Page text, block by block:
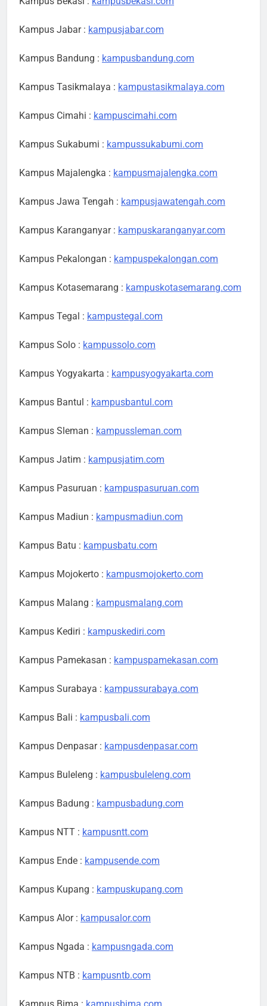
Kampus Jabar : kampusjabar.com
Kampus Bandung : kampusbandung.com
Kampus Tasikmalaya : kampustasikmalaya.com
Kampus Cimahi : kampuscimahi.com
Kampus Sukabumi : kampussukabumi.com
Kampus Majalengka : kampusmajalengka.com
Kampus Jawa Tengah : kampusjawatengah.com
Kampus Karanganyar : kampuskaranganyar.com
Kampus Pekalongan : kampuspekalongan.com
Kampus Kotasemarang : kampuskotasemarang.com
Kampus Tegal : kampustegal.com
Kampus Solo : kampussolo.com
Kampus Yogyakarta : kampusyogyakarta.com
Kampus Bantul : kampusbantul.com
Kampus Sleman : kampussleman.com
Kampus Jatim : kampusjatim.com
Kampus Pasuruan : kampuspasuruan.com
Kampus Madiun : kampusmadiun.com
Kampus Batu : kampusbatu.com
Kampus Mojokerto : kampusmojokerto.com
Kampus Malang : kampusmalang.com
Kampus Kediri : kampuskediri.com
Kampus Pamekasan : kampuspamekasan.com
Kampus Surabaya : kampussurabaya.com
Kampus Bali : kampusbali.com
Kampus Denpasar : kampusdenpasar.com
Kampus Buleleng : kampusbuleleng.com
Kampus Badung : kampusbadung.com
Kampus NTT : kampusntt.com
Kampus Ende : kampusende.com
Kampus Kupang : kampuskupang.com
Kampus Alor : kampusalor.com
Kampus Ngada : kampusngada.com
Kampus NTB : kampusntb.com